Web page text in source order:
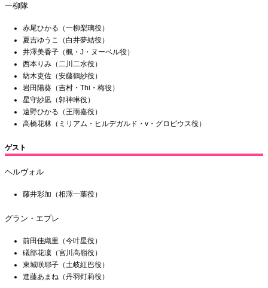
一柳隊
赤尾ひかる（一柳梨璃役）
夏吉ゆうこ（白井夢結役）
井澤美香子（楓・J・ヌーベル役）
西本りみ（二川二水役）
紡木吏佐（安藤鶴紗役）
岩田陽葵（吉村・Thi・梅役）
星守紗凪（郭神琳役）
遠野ひかる（王雨嘉役）
高橋花林（ミリアム・ヒルデガルド・v・グロピウス役）
ゲスト
ヘルヴォル
藤井彩加（相澤一葉役）
グラン・エプレ
前田佳織里（今叶星役）
礒部花凜（宮川高嶺役）
東城咲耶子（土岐紅巴役）
進藤あまね（丹羽灯莉役）